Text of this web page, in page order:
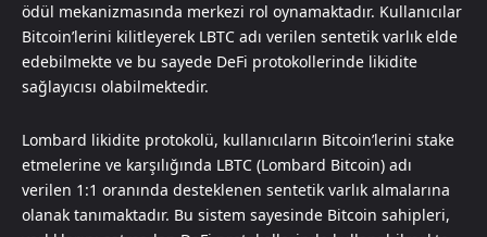
ödül mekanizmasında merkezi rol oynamaktadır. Kullanıcılar
Bitcoin’lerini kilitleyerek LBTC adı verilen sentetik varlık elde
edebilmekte ve bu sayede DeFi protokollerinde likidite
sağlayıcısı olabilmektedir.
Lombard likidite protokolü, kullanıcıların Bitcoin’lerini stake
etmelerine ve karşılığında LBTC (Lombard Bitcoin) adı
verilen 1:1 oranında desteklenen sentetik varlık almalarına
olanak tanımaktadır. Bu sistem sayesinde Bitcoin sahipleri,